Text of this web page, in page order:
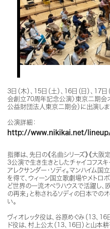
3日（木）、15日（土）、16日（日）、17
会創立70周年記念公演〉東京二期会オ
公益財団法人東京二期会）に出演しま
公演詳細：
http://www.nikikai.net/
指揮は、先日の《名曲シリーズ》《大阪
3公演で生き生きとしたチャイコフス
アレクサンダー・ソディ。マンハイム
を得て、ウィーン国立歌劇場やメトロ
ど世界の一流オペラハウスで活躍し、
の再来」と称されるソディの日本での
い。
ヴィオレッタ役は、谷原めぐみ（13、16
ド役は、村上公太（13、16日）と山本耕